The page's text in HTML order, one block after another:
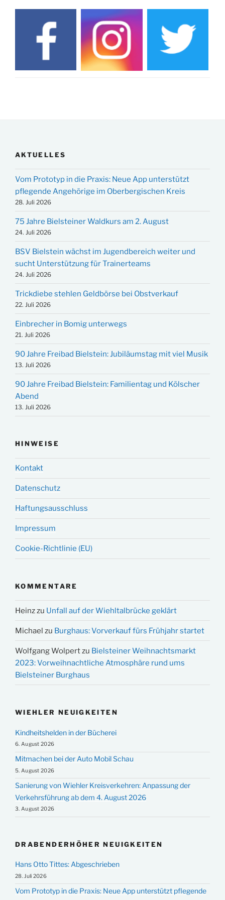
AKTUELLES
Vom Prototyp in die Praxis: Neue App unterstützt
pflegende Angehörige im Oberbergischen Kreis
28. Juli 2026
75 Jahre Bielsteiner Waldkurs am 2. August
24. Juli 2026
BSV Bielstein wächst im Jugendbereich weiter und
sucht Unterstützung für Trainerteams
24. Juli 2026
Trickdiebe stehlen Geldbörse bei Obstverkauf
22. Juli 2026
Einbrecher in Bomig unterwegs
21. Juli 2026
90 Jahre Freibad Bielstein: Jubiläumstag mit viel Musik
13. Juli 2026
90 Jahre Freibad Bielstein: Familientag und Kölscher
Abend
13. Juli 2026
HINWEISE
Kontakt
Datenschutz
Haftungsausschluss
Impressum
Cookie-Richtlinie (EU)
KOMMENTARE
Heinzzu Unfall auf der Wiehltalbrücke geklärt
Michael zu Burghaus: Vorverkauf fürs Frühjahr startet
Wolfgang Wolpertzu Bielsteiner Weihnachtsmarkt
2023: Vorweihnachtliche Atmosphäre rund ums
Bielsteiner Burghaus
WIEHLER NEUIGKEITEN
Kindheitshelden in der Bücherei
6. August 2026
Mitmachen bei der Auto Mobil Schau
5. August 2026
Sanierung von Wiehler Kreisverkehren: Anpassung der
Verkehrsführung ab dem 4. August 2026
3. August 2026
DRABENDERHÖHER NEUIGKEITEN
Hans Otto Tittes: Abgeschrieben
28. Juli 2026
Vom Prototyp in die Praxis: Neue App unterstützt pflegende